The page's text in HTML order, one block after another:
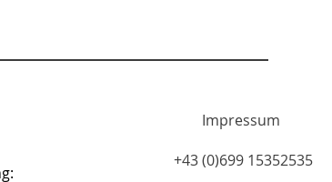
Impressum
+43 (0)699 15352535